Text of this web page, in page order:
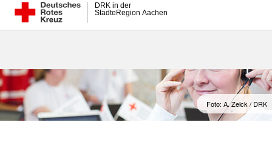
StädteRegion Aachen
DRK in der
Foto: A. Zelck / DRK